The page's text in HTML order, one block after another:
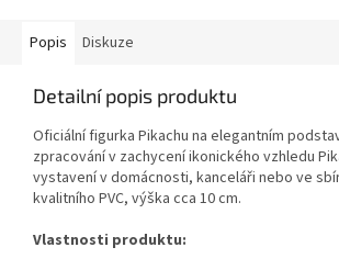
Popis Diskuze
Detailní popis produktu
Oficiální figurka Pikachu na elegantním
zpracování v zachycení ikonického vzhledu
vystavení v domácnosti, kanceláři nebo ve
kvalitního PVC, výška cca 10 cm.
Vlastnosti produktu: